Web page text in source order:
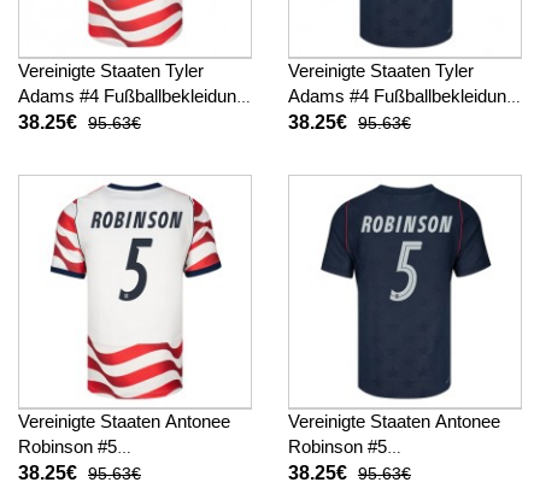
Vereinigte Staaten Tyler
Adams #4 Fußballbekleidung
Heimtrikot WM 2026
38.25€ 95.63€
Vereinigte Staaten Tyler
Adams #4 Fußballbekleidung
Auswärtstrikot WM 2026
38.25€ 95.63€
Vereinigte Staaten Antonee
Robinson #5
Fußballbekleidung Heimtrikot
38.25€ 95.63€
Vereinigte Staaten Antonee
Robinson #5
Fußballbekleidung
38.25€ 95.63€